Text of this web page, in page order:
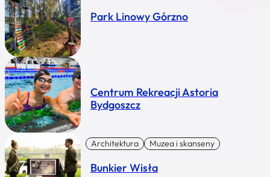
Park Linowy Górzno
Centrum Rekreacji Astoria
Bydgoszcz
Architektura Muzea i skanseny
Bunkier Wisła